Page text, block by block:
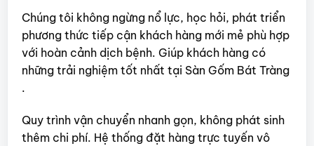
Chúng tôi không ngừng nổ lực, học hỏi, phát triển
phương thức tiếp cận khách hàng mới mẻ phù hợp
với hoàn cảnh dịch bệnh. Giúp khách hàng có
những trải nghiệm tốt nhất tại Sàn Gốm Bát Tràng
.
Quy trình vận chuyển nhanh gọn, không phát sinh
thêm chi phí. Hệ thống đặt hàng trực tuyến vô